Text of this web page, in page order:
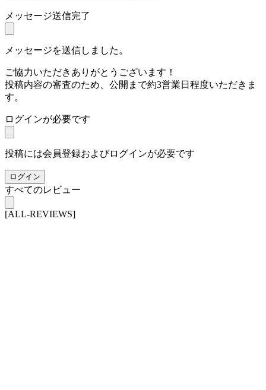
メッセージ送信完了
メッセージを送信しました。
ご協力いただきありがとうございます！
投稿内容の審査のため、公開まで約3営業日程度いただきま
す。
ログインが必要です
投稿には会員登録およびログインが必要です
ログイン
すべてのレビュー
[ALL-REVIEWS]